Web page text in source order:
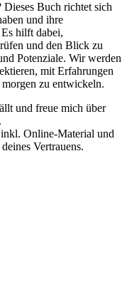
Buch richtet sich
und ihre
hilft dabei,
und den Blick zu
Potenziale. Wir werden
mit Erfahrungen
zu entwickeln.
und freue mich über
.
Online-Material und
Vertrauens.